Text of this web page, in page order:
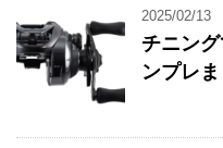
2025/02/13
チニン
ンプレ